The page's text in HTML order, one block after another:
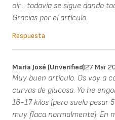
oír... todavía se sigue dando
Gracias por el artículo.
Respuesta
María José (unverified)27 Mar
Muy buen artículo. Os voy a
curvas de glucosa. Yo he
16-17 kilos (pero suelo pesar
muy flaca normalmente). En